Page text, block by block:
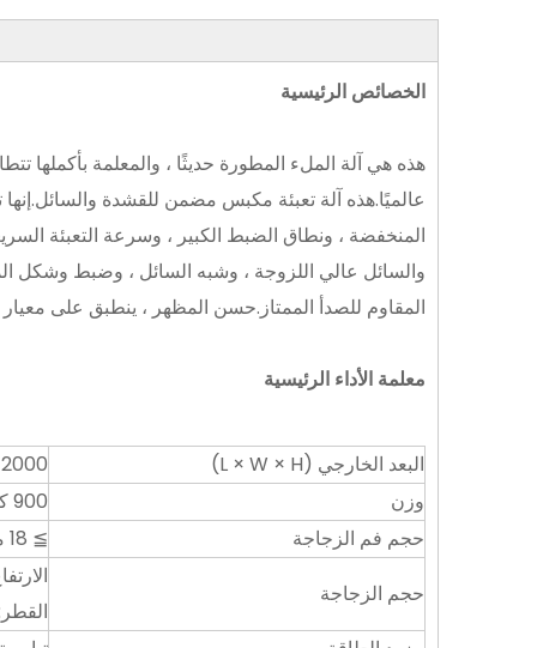
الخصائص الرئيسية
هذه هي آلة الملء المطورة حديثًا ، والمعلمة بأكملها
المنخفضة ، ونطاق الضبط الكبير ، وسرعة التعبئة
والسائل عالي اللزوجة ، وشبه السائل ، وضبط وشكل
المقاوم للصدأ الممتاز.حسن المظهر ، ينطبق على معيار GMP.
معلمة الأداء الرئيسية
البعد الخارجي (L × W × H)
2000 مم × 1100 مم × 2100 مم
وزن
900 كجم
حجم فم الزجاجة
≧ 18 ملم
حجم الزجاجة
الارتفاع: 50 مم
القطر: 30 مم - 100 مم (الزجاجات غير العادية يمكن أن تكون